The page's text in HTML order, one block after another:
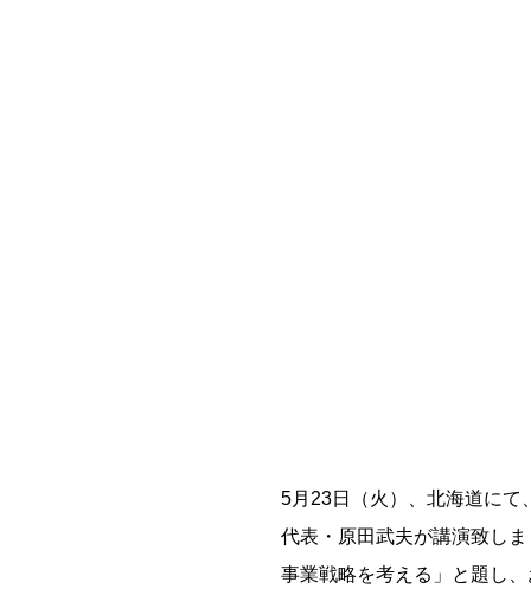
5月23日（火）、北海道にて
代表・原田武夫が講演致し
事業戦略を考える」と題し